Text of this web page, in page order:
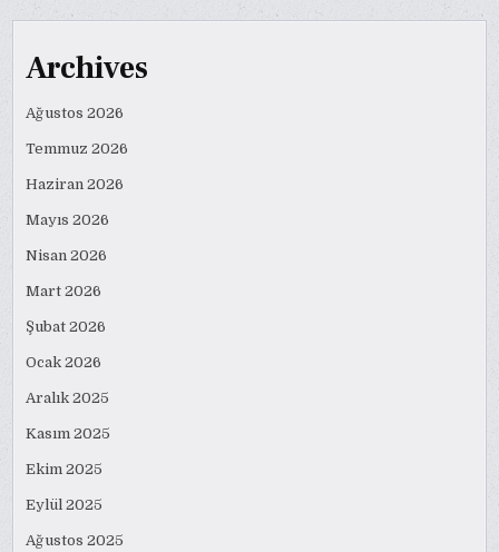
Archives
Ağustos 2026
Temmuz 2026
Haziran 2026
Mayıs 2026
Nisan 2026
Mart 2026
Şubat 2026
Ocak 2026
Aralık 2025
Kasım 2025
Ekim 2025
Eylül 2025
Ağustos 2025